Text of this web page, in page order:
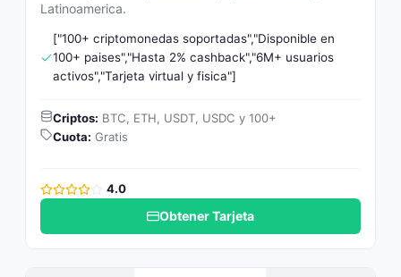
Latinoamerica.
["100+ criptomonedas soportadas","Disponible en
100+ paises","Hasta 2% cashback","6M+ usuarios
activos","Tarjeta virtual y fisica"]
Criptos: BTC, ETH, USDT, USDC y 100+
Cuota: Gratis
4.0
Obtener Tarjeta